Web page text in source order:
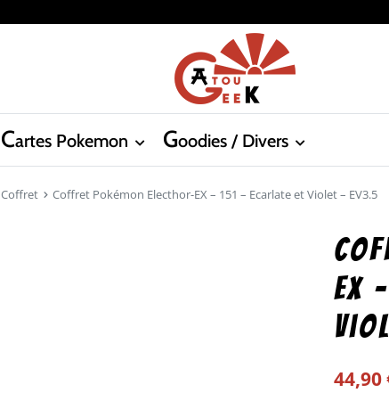
Cartes Pokemon Goodies / Divers
Coffret Coffret Pokémon Electhor-EX – 151 – Ecarlate et Violet – EV3.5
EX
44,90